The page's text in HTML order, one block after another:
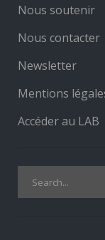
Nous soutenir
Nous contacter
Newsletter
Mentions
Accéder au LAB
for: